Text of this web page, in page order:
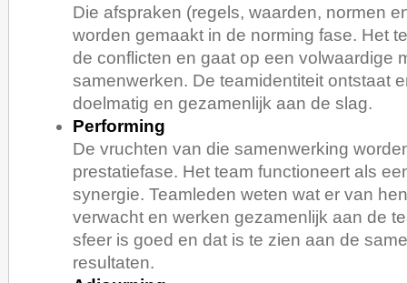
Die afspraken (regels, waarden, normen
worden gemaakt in de norming fase. Het
de conflicten en gaat op een volwaardige
samenwerken. De teamidentiteit ontstaat
doelmatig en gezamenlijk aan de slag.
Performing
De vruchten van die samenwerking
prestatiefase. Het team functioneert als
synergie. Teamleden weten wat er van
verwacht en werken gezamenlijk aan de
sfeer is goed en dat is te zien aan de
resultaten.